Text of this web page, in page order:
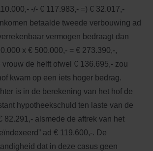
-/- € 117.983,- =) € 32.017,-
betaalde tweede verbouwing ad
vermogen bedraagt dan
x € 500.000,- = € 273.390,-,
de helft ofwel € 136.695,- zou
kwam op een iets hoger bedrag.
is in de berekening van het hof de
hypotheekschuld ten laste van de
82.291,- alsmede de aftrek van het
ad € 119.600,-. De
dat in deze casus geen